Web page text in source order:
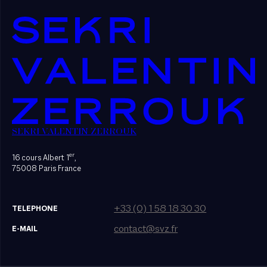
SEKRI VALENTIN ZERROUK
16 cours Albert 1er,
75008 Paris France
TELEPHONE +33 (0) 1 58 18 30 30
E-MAIL contact@svz.fr